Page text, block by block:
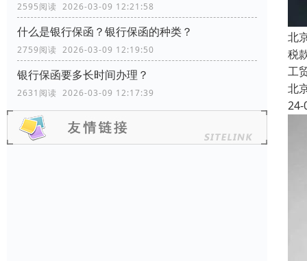
2595阅读 2026-03-09 12:21:58
什么是银行保函？银行保函的种类？
2759阅读 2026-03-09 12:19:50
银行保函要多长时间办理？
2631阅读 2026-03-09 12:17:39
北
税
工
北
24-